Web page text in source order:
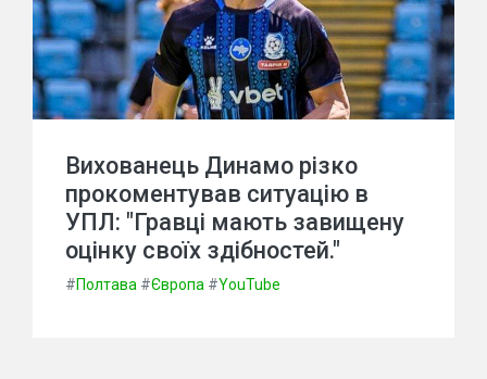
Вихованець Динамо різко
прокоментував ситуацію в
УПЛ: "Гравці мають завищену
оцінку своїх здібностей."
#Полтава #Європа #YouTube